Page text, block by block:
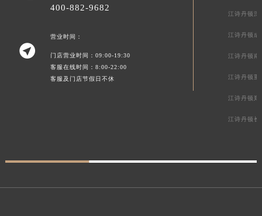
400-882-9682

营业时间：
门店营业时间：09:00-19:30
客服在线时间：8:00-22:00
客服及门店节假日不休
江诗丹顿深
江诗丹顿成
江诗丹顿南
江诗丹顿重
江诗丹顿郑
江诗丹顿长